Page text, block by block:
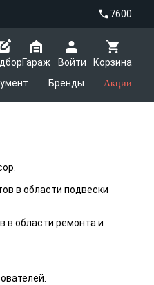
7600
Корзина
Гараж
Войти
Бренды Акции
в области подвески
в области ремонта и